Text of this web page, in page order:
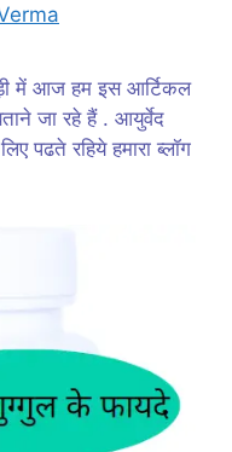
में आज हम इस आर्टिकल
जा रहे हैं . आयुर्वेद
पढते रहिये हमारा ब्लॉग